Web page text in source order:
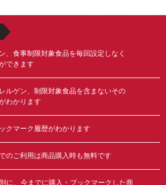
、食事制限対象食品を毎回設定しなく
できます
ルゲン、制限対象食品を含まないその
わかります
クマーク履歴がわかります
のご利用は商品購入時も無料です
に、今までに購入・ブックマークした商